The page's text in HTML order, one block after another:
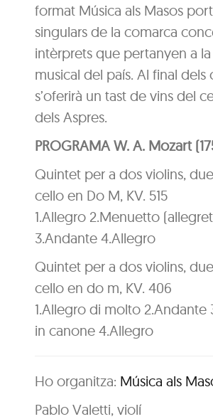
format Música als Masos
singulars de la comarca
intèrprets que pertanyen a
musical del país. Al final dels
s’oferirà un tast de vins del
dels Aspres.
PROGRAMA W. A. Mozart
Quintet per a dos violins,
cello en Do M, KV. 515
1.Allegro 2.Menuetto
3.Andante 4.Allegro
Quintet per a dos violins,
cello en do m, KV. 406
1.Allegro di molto 2.Andante
in canone 4.Allegro
Ho organitza: Música als
Pablo Valetti, violí